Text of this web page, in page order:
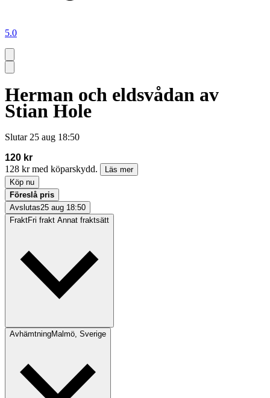
5.0
Herman och eldsvådan av
Stian Hole
Slutar 25 aug 18:50
120 kr
128 kr med köparskydd.
Läs mer
Köp nu
Föreslå pris
Avslutas25 aug 18:50
FraktFri frakt Annat fraktsätt
AvhämtningMalmö, Sverige